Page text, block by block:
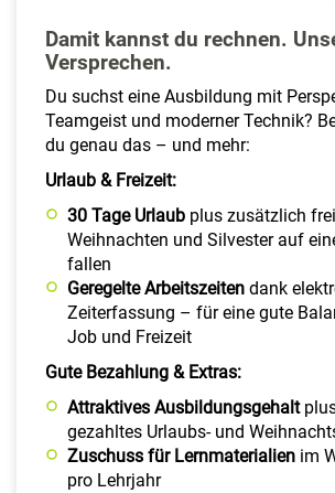
Damit kannst du rechnen.
Versprechen.
Du suchst eine Ausbildung mit
Teamgeist und moderner Technik?
du genau das – und mehr:
Urlaub & Freizeit:
30 Tage Urlaub plus zusätzlich
Weihnachten und Silvester auf
fallen
Geregelte Arbeitszeiten dank
Zeiterfassung – für eine gute
Job und Freizeit
Gute Bezahlung & Extras:
Attraktives Ausbildungsgehalt
gezahltes Urlaubs- und
Zuschuss für Lernmaterialien im
pro Lehrjahr